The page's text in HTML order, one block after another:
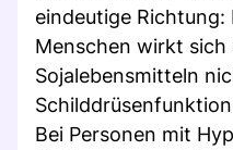
eindeutige Richtung:
Menschen wirkt sich
Sojalebensmitteln
Bei Personen mit